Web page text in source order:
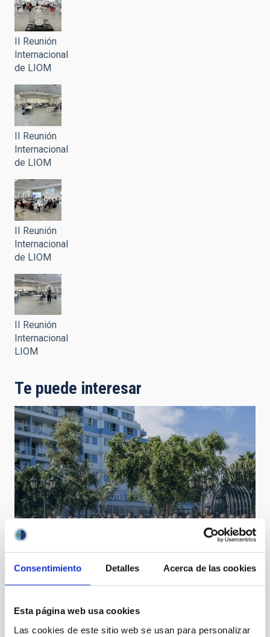
Consentimiento Detalles Acerca de las cookies
Esta página web usa cookies
Las cookies de este sitio web se usan para personalizar
II Reunión
Internacional
de LIOM
II Reunión
Internacional
de LIOM
II Reunión
Internacional
de LIOM
II Reunión
Internacional
LIOM
Te puede interesar